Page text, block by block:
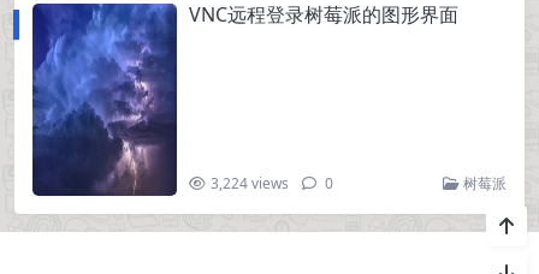
VNC远程登录树莓派的图形界面
3,224 views 0 树莓派